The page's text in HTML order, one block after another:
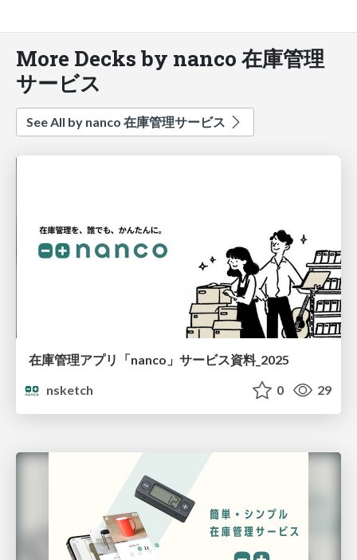
More Decks by nanco 在庫管理
サービス
See All by nanco 在庫管理サービス
在庫管理アプリ「nanco」サービス資料_2025
nsketch
0 29